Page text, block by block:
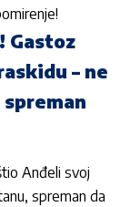
Gastoz
– ne
Anđeli svoj
spreman da